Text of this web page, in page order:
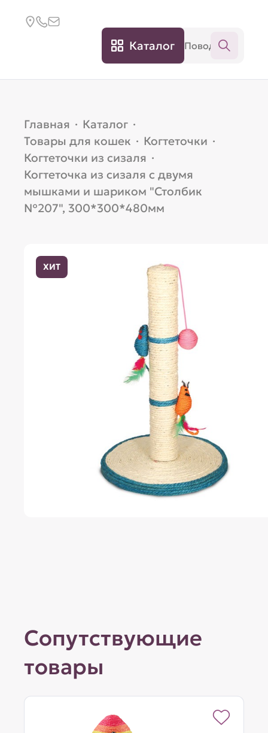
Каталог
Главная · Каталог ·
Товары для кошек · Когтеточки ·
Когтеточки из сизаля ·
Когтеточка из сизаля с двумя
мышками и шариком "Столбик
№207", 300*300*480мм
ХИТ
Сопутствующие
товары